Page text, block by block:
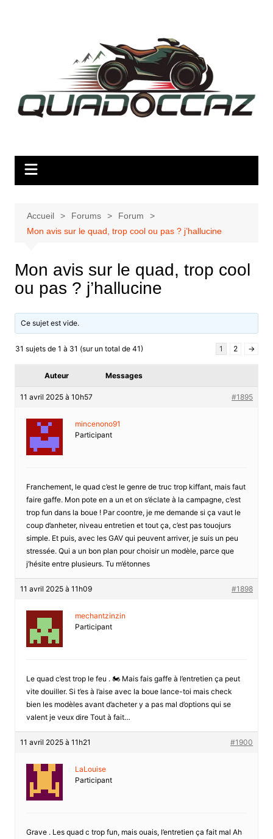
Accueil Forums
Forum
Mon avis sur le quad, trop cool ou pas ? j’hallucine
Mon avis sur le quad, trop cool
ou pas ? j’hallucine
Ce sujet est vide.
31 sujets de 1 à 31 (sur un total de 41) 1 2 →
Auteur Messages
11 avril 2025 à 10h57 #1895
mincenono91
Participant
Franchement, le quad c’est le genre de truc trop kiffant, mais faut
faire gaffe. Mon pote en a un et on s’éclate à la campagne, c’est
trop fun dans la boue ! Par coontre, je me demande si ça vaut le
coup d’anheter, niveau entretien et tout ça, c’est pas touojurs
simple. Et puis, avec les GAV qui peuvent arriver, je suis un peu
stressée. Qui a un bon plan pour choisir un modèle, parce que
j’hésite entre plusieurs. Tu m’étonnes
11 avril 2025 à 11h09 #1898
mechantzinzin
Participant
Le quad c’est trop le feu . 🏍️ Mais fais gaffe à l’entretien ça peut
vite douiller. Si t’es à l’aise avec la boue lance-toi mais check
bien les modèles avant d’acheter y a pas mal d’options qui se
valent je veux dire Tout à fait…
11 avril 2025 à 11h21 #1900
LaLouise
Participant
Grave . Les quad c trop fun, mais ouais, l’entretien ça fait mal Ah